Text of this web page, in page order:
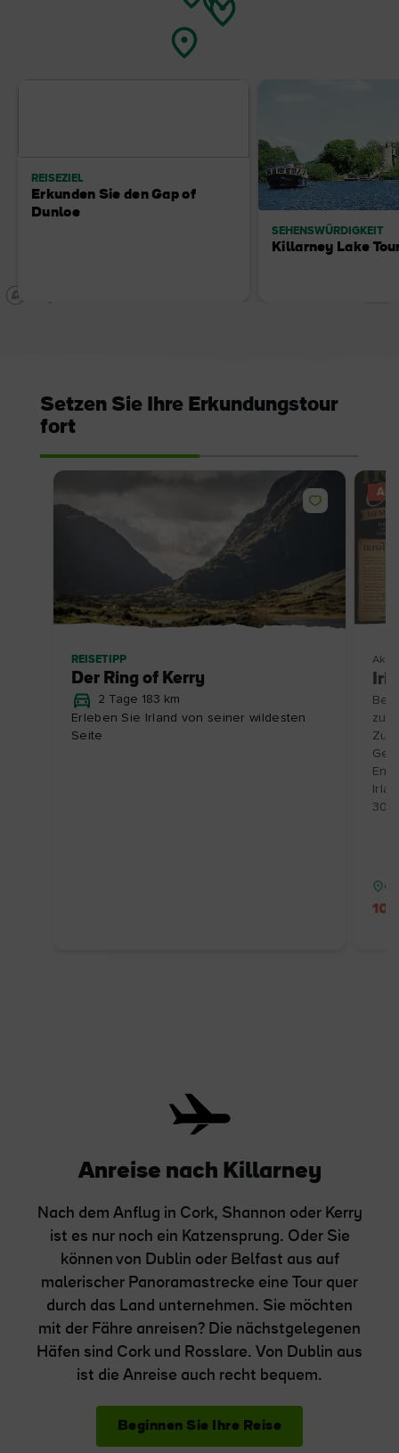
REISEZIEL
Erkunden Sie den Gap of
Dunloe
SEHENSWÜRDIGKEIT
Killarney Lake
Setzen Sie Ihre Erkundungstour
fort
REISETIPP
Der Ring of Kerry
2 Tage 183 km
Erleben Sie Irland von seiner wildesten
Seite
zu
10
Anreise nach Killarney
Nach dem Anflug in Cork, Shannon oder Kerry
ist es nur noch ein Katzensprung. Oder Sie
können von Dublin oder Belfast aus auf
malerischer Panoramastrecke eine Tour quer
durch das Land unternehmen. Sie möchten
mit der Fähre anreisen? Die nächstgelegenen
Häfen sind Cork und Rosslare. Von Dublin aus
ist die Anreise auch recht bequem.
Beginnen Sie Ihre Reise